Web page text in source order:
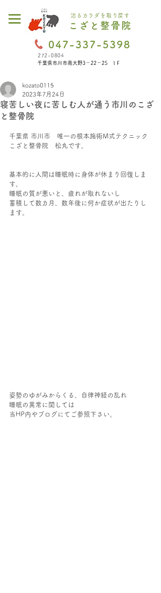
こざと整骨院
治るカラダを取り戻す
047-337-5398
272-0804
千葉県市川市南大野3－22－25 1Ｆ
寝苦しい夜に苦しむ人が通う市川のこざ
と整骨院
kozato0115
2023年7月24日
千葉県 市川市　唯一の根本施術M式テクニック
こざと整骨院　松丸です。
基本的に人間は睡眠時に身体が休まり回復しま
す。
睡眠の質が悪いと、疲れが取れないし
蓄積して数カ月、数年後に何か症状が出たりし
ます。
姿勢のゆがみからくる、自律神経の乱れ
睡眠の異常に関しては
当HP内やブログにてご参照下さい。